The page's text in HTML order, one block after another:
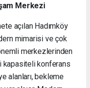
Merkezi
açılan Hadımköy
mimarisi ve çok
merkezlerinden
kapasiteli konferans
alanları, bekleme